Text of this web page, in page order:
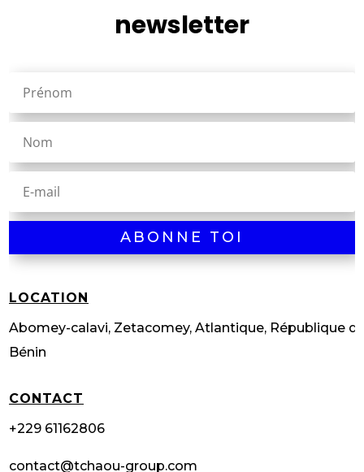
newsletter
ABONNE TOI
LOCATION
Abomey-calavi, Zetacomey, Atlantique, République
Bénin
CONTACT
+229 61162806
contact@tchaou-group.com